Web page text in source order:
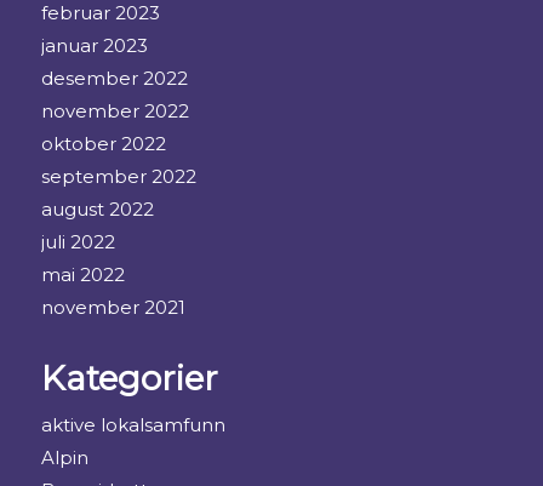
februar 2023
januar 2023
desember 2022
november 2022
oktober 2022
september 2022
august 2022
juli 2022
mai 2022
november 2021
Kategorier
aktive lokalsamfunn
Alpin